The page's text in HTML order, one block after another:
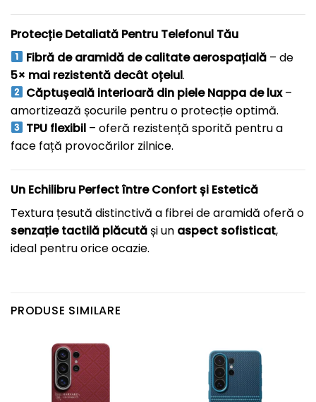
Protecție Detaliată Pentru Telefonul Tău
Fibră de aramidă de calitate aerospațială – de
5× mai rezistentă decât oțelul.
Căptușeală interioară din piele Nappa de lux–
amortizează șocurile pentru o protecție optimă.
TPU flexibil – oferă rezistență sporită pentru a
face față provocărilor zilnice.
Un Echilibru Perfect între Confort și Estetică
Textura țesută distinctivă a fibrei de aramidă oferă o
senzație tactilă plăcutăși un aspect sofisticat,
ideal pentru orice ocazie.
PRODUSE SIMILARE